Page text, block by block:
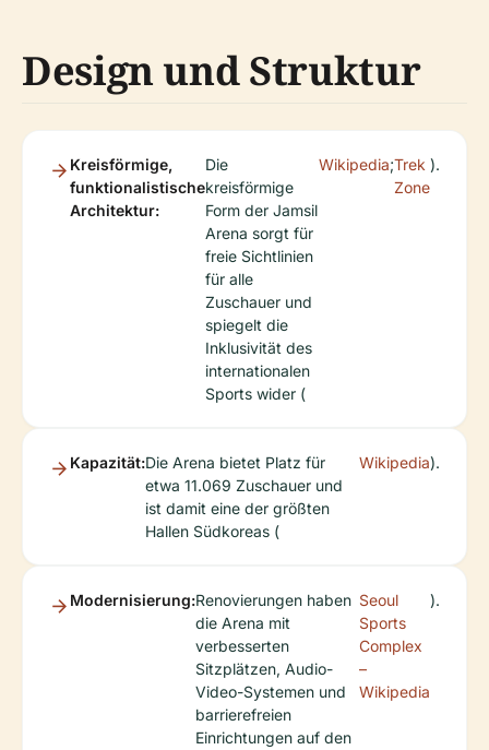
Design und Struktur
Kreisförmige,
funktionalistische
Architektur:
Die
kreisförmige
Form der Jamsil
Arena sorgt für
freie Sichtlinien
für alle
Zuschauer und
spiegelt die
Inklusivität des
internationalen
Sports wider (
Wikipedia;Trek
Zone
).
Kapazität:Die Arena bietet Platz für
etwa 11.069 Zuschauer und
ist damit eine der größten
Hallen Südkoreas (
Wikipedia).
Modernisierung:Renovierungen haben
die Arena mit
verbesserten
Sitzplätzen, Audio-
Video-Systemen und
barrierefreien
Einrichtungen auf den
Seoul
Sports
Complex
–
Wikipedia
).